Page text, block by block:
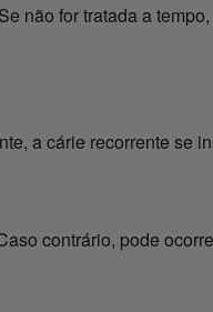
não for tratada a
a cárie recorrente se
contrário, pode